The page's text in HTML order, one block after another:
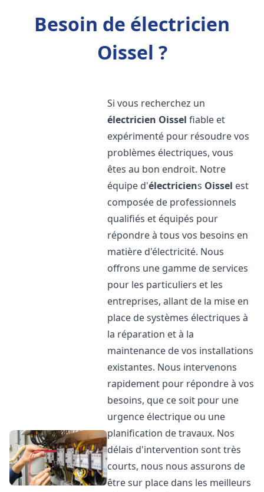
Besoin de électricien
Oissel ?
Si vous recherchez un
électricien Oissel fiable et
expérimenté pour résoudre vos
problèmes électriques, vous
êtes au bon endroit. Notre
équipe d'électriciens Oissel est
composée de professionnels
qualifiés et équipés pour
répondre à tous vos besoins en
matière d'électricité. Nous
offrons une gamme de services
pour les particuliers et les
entreprises, allant de la mise en
place de systèmes électriques à
la réparation et à la
maintenance de vos installations
existantes. Nous intervenons
rapidement pour répondre à vos
besoins, que ce soit pour une
urgence électrique ou une
planification de travaux. Nos
délais d'intervention sont très
courts, nous nous assurons de
être sur place dans les meilleurs